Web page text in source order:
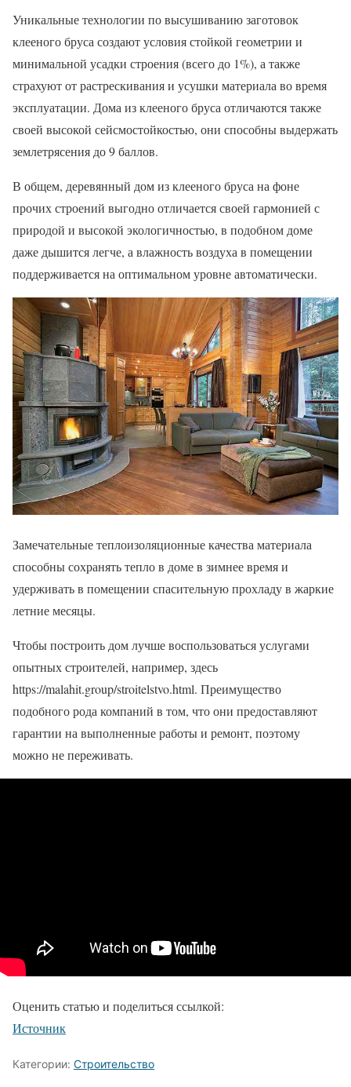
Уникальные технологии по высушиванию заготовок
клееного бруса создают условия стойкой геометрии и
минимальной усадки строения (всего до 1%), а также
страхуют от растрескивания и усушки материала во время
эксплуатации. Дома из клееного бруса отличаются также
своей высокой сейсмостойкостью, они способны выдержать
землетрясения до 9 баллов.
В общем, деревянный дом из клееного бруса на фоне
прочих строений выгодно отличается своей гармонией с
природой и высокой экологичностью, в подобном доме
даже дышится легче, а влажность воздуха в помещении
поддерживается на оптимальном уровне автоматически.
Замечательные теплоизоляционные качества материала
способны сохранять тепло в доме в зимнее время и
удерживать в помещении спасительную прохладу в жаркие
летние месяцы.
Чтобы построить дом лучше воспользоваться услугами
опытных строителей, например, здесь
https://malahit.group/stroitelstvo.html. Преимущество
подобного рода компаний в том, что они предоставляют
гарантии на выполненные работы и ремонт, поэтому
можно не переживать.
Оценить статью и поделиться ссылкой:
Источник
Категории: Строительство